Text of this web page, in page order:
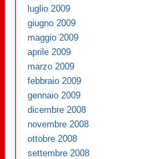
luglio 2009
giugno 2009
maggio 2009
aprile 2009
marzo 2009
febbraio 2009
gennaio 2009
dicembre 2008
novembre 2008
ottobre 2008
settembre 2008